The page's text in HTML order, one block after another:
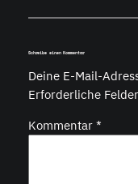
Schreibe einen Kommentar
Deine E-Mail-
Erforderliche
Kommentar *